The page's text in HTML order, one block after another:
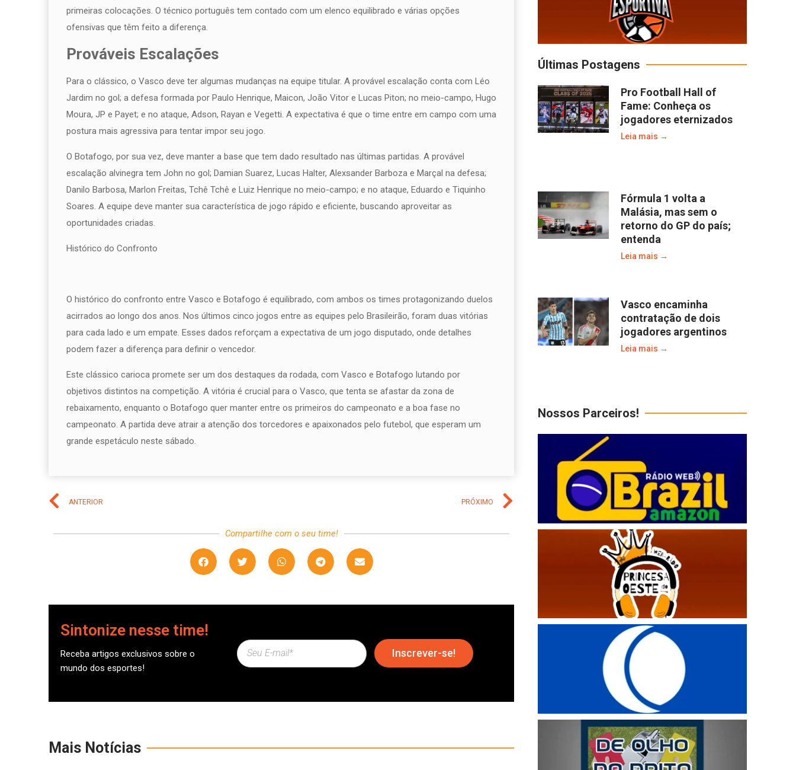
primeiras colocações. O técnico português tem contado com um elenco equilibrado e várias opções
ofensivas que têm feito a diferença.
Prováveis Escalações
Para o clássico, o Vasco deve ter algumas mudanças na equipe titular. A provável escalação conta com Léo
Jardim no gol; a defesa formada por Paulo Henrique, Maicon, João Vitor e Lucas Piton; no meio-campo, Hugo
Moura, JP e Payet; e no ataque, Adson, Rayan e Vegetti. A expectativa é que o time entre em campo com uma
postura mais agressiva para tentar impor seu jogo.
O Botafogo, por sua vez, deve manter a base que tem dado resultado nas últimas partidas. A provável
escalação alvinegra tem John no gol; Damian Suarez, Lucas Halter, Alexsander Barboza e Marçal na defesa;
Danilo Barbosa, Marlon Freitas, Tchê Tchê e Luiz Henrique no meio-campo; e no ataque, Eduardo e Tiquinho
Soares. A equipe deve manter sua característica de jogo rápido e eficiente, buscando aproveitar as
oportunidades criadas.
Histórico do Confronto
O histórico do confronto entre Vasco e Botafogo é equilibrado, com ambos os times protagonizando duelos
acirrados ao longo dos anos. Nos últimos cinco jogos entre as equipes pelo Brasileirão, foram duas vitórias
para cada lado e um empate. Esses dados reforçam a expectativa de um jogo disputado, onde detalhes
podem fazer a diferença para definir o vencedor.
Este clássico carioca promete ser um dos destaques da rodada, com Vasco e Botafogo lutando por
objetivos distintos na competição. A vitória é crucial para o Vasco, que tenta se afastar da zona de
rebaixamento, enquanto o Botafogo quer manter entre os primeiros do campeonato e a boa fase no
campeonato. A partida deve atrair a atenção dos torcedores e apaixonados pelo futebol, que esperam um
grande espetáculo neste sábado.
ANTERIOR PRÓXIMO
Compartilhe com o seu time!
Sintonize nesse time!
Receba artigos exclusivos sobre o
mundo dos esportes!
Inscrever-se!
Mais Notícias
Últimas Postagens
Pro Football Hall of
Fame: Conheça os
jogadores eternizados
Leia mais →
Fórmula 1 volta a
Malásia, mas sem o
retorno do GP do país;
entenda
Leia mais →
Vasco encaminha
contratação de dois
jogadores argentinos
Leia mais →
Nossos Parceiros!